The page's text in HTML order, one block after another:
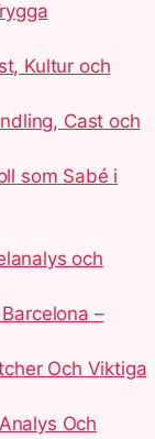
Kultur och
Cast och
som Sabé i
och
–
Och Viktiga
Och